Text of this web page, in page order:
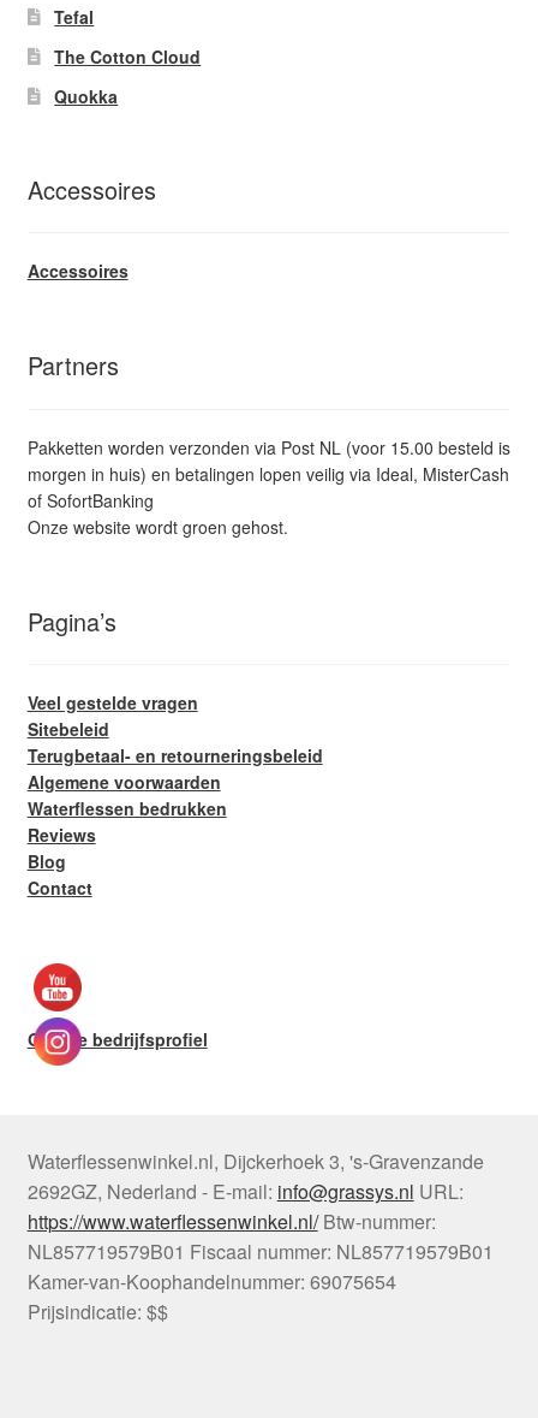
Tefal
The Cotton Cloud
Quokka
Accessoires
Accessoires
Partners
Pakketten worden verzonden via Post NL (voor 15.00 besteld is
morgen in huis) en betalingen lopen veilig via Ideal, MisterCash
of SofortBanking
Onze website wordt groen gehost.
Pagina’s
Veel gestelde vragen
Sitebeleid
Terugbetaal- en retourneringsbeleid
Algemene voorwaarden
Waterflessen bedrukken
Reviews
Blog
Contact
Google bedrijfsprofiel
Waterflessenwinkel.nl, Dijckerhoek 3, 's-Gravenzande
2692GZ, Nederland - E-mail: info@grassys.nl URL:
https://www.waterflessenwinkel.nl/ Btw-nummer:
NL857719579B01 Fiscaal nummer: NL857719579B01
Kamer-van-Koophandelnummer: 69075654
Prijsindicatie: $$